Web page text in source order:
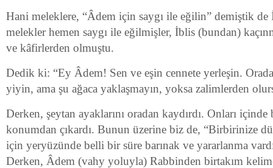
Hani meleklere, “Âdem için saygı ile eğilin” demiştik
melekler hemen saygı ile eğilmişler, İblis (bundan)
ve kâfirlerden olmuştu.
Dedik ki: “Ey Âdem! Sen ve eşin cennete yerleşin.
yiyin, ama şu ağaca yaklaşmayın, yoksa zalimlerden
Derken, şeytan ayaklarını oradan kaydırdı. Onları
konumdan çıkardı. Bunun üzerine biz de, “Birbirinize
için yeryüzünde belli bir süre barınak ve yararlanma
Derken, Âdem (vahy yoluyla) Rabbinden birtakım